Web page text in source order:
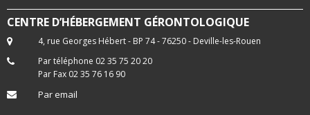
CENTRE D’HÉBERGEMENT GÉRONTOLOGIQUE
4, rue Georges Hébert - BP 74 - 76250 - Deville-les-Rouen
Par téléphone 02 35 75 20 20
Par Fax 02 35 76 16 90
Par email